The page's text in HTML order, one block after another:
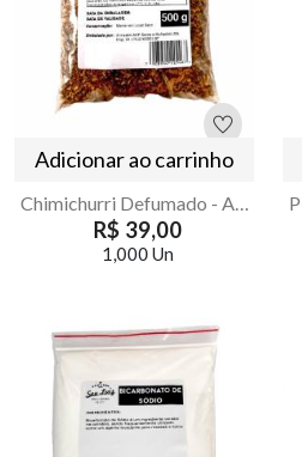
Adicionar ao carrinho
Chimichurri Defumado - Armazém Seu Luiz 500g
R$ 39,00
1,000 Un